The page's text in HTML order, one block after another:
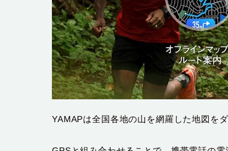
YAMAPは全国各地の山を網羅した地図を